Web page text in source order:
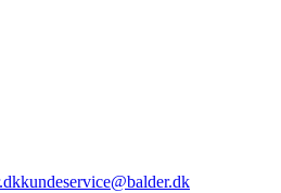
kundeservice@balder.dk